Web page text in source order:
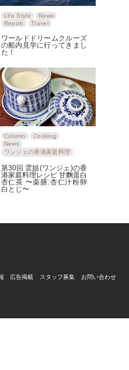
Life Style
News
Report
Travel
ワールドドリームクルーズ
の船内見学に行ってきまし
た！
Column
Cooking
News
ワンジェの香港家庭料理
第30回 雲姐(ワンジェ)の香
港家庭料理レシピ 甘麴蛋白
杏仁茶 〜薬膳:杏仁汁粉卵
白とじ〜
広告掲載 スタッフ募集 お問い合わせ